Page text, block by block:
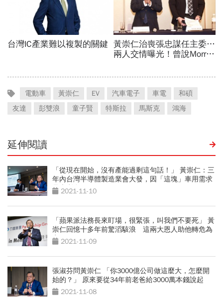
電動車 黃崇仁 EV 汽車電子 車電
和碩
友達
彭雙浪 童子賢 特斯拉 馬斯克 鴻海
延伸閱讀
「從現在開始，沒有產能過剩這句話！」 黃崇仁：三
年內台灣半導體製造業會大發，因「這塊」車用需求
是大利多
2021-11-10
「蘋果派法務長來盯場，很緊張，叫我們不要死」 黃
崇仁回憶十多年前驚滔駭浪 這兩大恩人助他轉危為
安 2021-11-09
張淑芬問黃崇仁 「你3000億公司做這麼大，怎麼開
始的？」 原來要從34年前老爸給3000萬本錢說起
2021-11-08